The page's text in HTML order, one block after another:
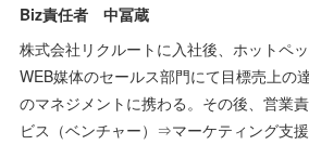
Biz責任者中冨蔵
株式会社リクルートに入社後、ホットペ
WEB媒体のセールス部門にて目標売上の
のマネジメントに携わる。その後、営業
ビス（ベンチャー）⇒マーケティング支